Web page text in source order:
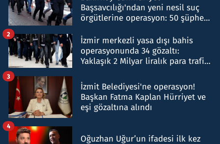
Başsavcılığı'ndan yeni nesil suç
örgütlerine operasyon: 50 şüpheli
İzmir merkezli yasa dışı bahis
operasyonunda 34 gözaltı:
Yaklaşık 2 Milyar liralık para trafiği
2
İzmit Belediyesi'ne operasyon!
Başkan Fatma Kaplan Hürriyet ve
eşi gözaltına alındı
3
Oğuzhan Uğur’un ifadesi ilk kez
4